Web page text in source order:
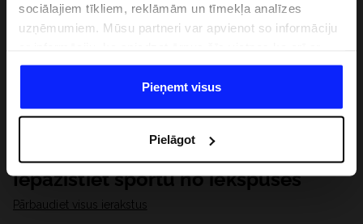
sociālajiem tīkliem, reklāmām un tīmekļa analīzes
uzņēmumiem. Mūsu partneri var apvienot so informāciju
datiem, ko viņi iegūst, izmantojot viņu pakalpojumus. Ar
Jūsu atļauju, mēs varam pārsūtīt Jūsu personas datus
saviem partneriem, lai uzlabotu veidu, kadā tiek rādīta
saturu un uzlabotu mūsu partneru piedāvātos risinajumus
( piem. socialos tīklus). Detalizētu informāciju var atrast
mūsu Privātuma politikā un sadaļā "Detaļas".
Pieņemt visus
Pielāgot
Iepazīstiet sportu no iekšpuses
Pārbaudiet visus ierakstus